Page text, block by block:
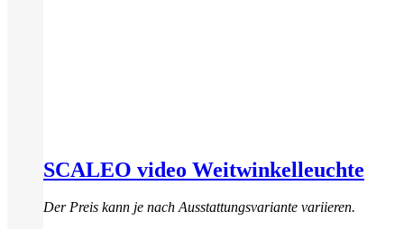
SCALEO video Weitwinkelleuchte
Der Preis kann je nach Ausstattungsvariante variieren.